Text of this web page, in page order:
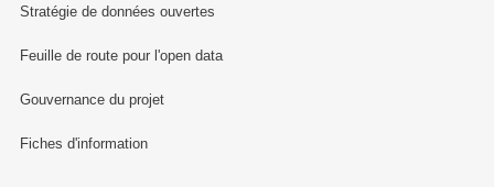
Stratégie de données ouvertes
Feuille de route pour l'open data
Gouvernance du projet
Fiches d'information